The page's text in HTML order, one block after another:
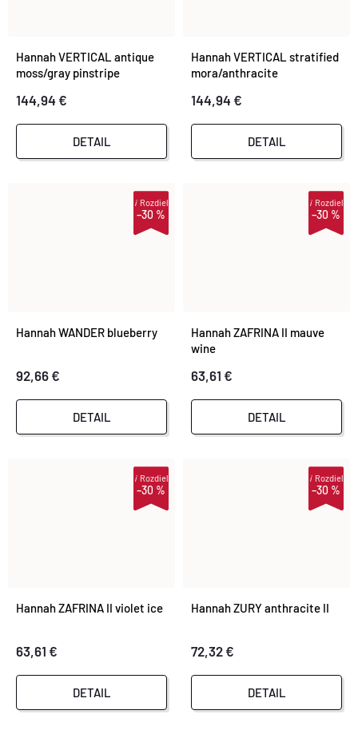
Hannah VERTICAL antique
moss/gray pinstripe
144,94 €
DETAIL
Hannah VERTICAL stratified
mora/anthracite
144,94 €
DETAIL
–30 %
iRozdiel
Hannah WANDER blueberry
92,66 €
DETAIL
–30 %
iRozdiel
Hannah ZAFRINA II mauve
wine
63,61 €
DETAIL
–30 %
iRozdiel
Hannah ZAFRINA II violet ice
63,61 €
DETAIL
–30 %
iRozdiel
Hannah ZURY anthracite II
72,32 €
DETAIL